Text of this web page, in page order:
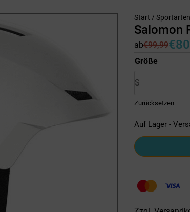
Start / Sportarten
Salomon
ab€99,99
Ursprünglicher
Preis
war:
€
Aktueller
Preis
ist:
Größe
Zurücksetzen
Auf Lager -
Salomon
Pioneer
ICON
Skihelm
White